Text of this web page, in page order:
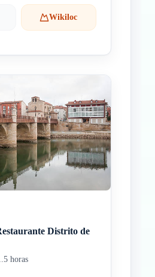
Wikiloc
Distrito de
horas